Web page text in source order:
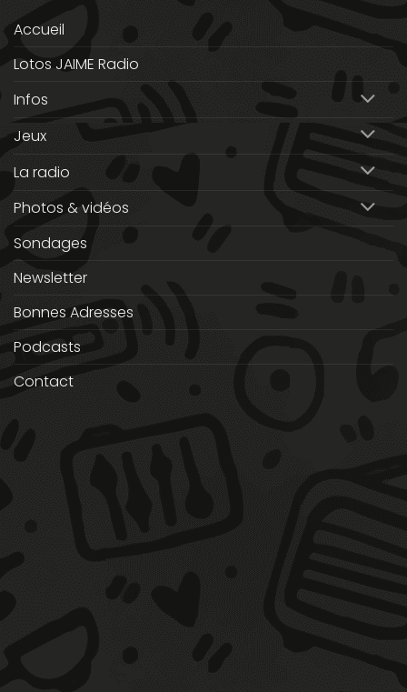
Accueil
Lotos JAIME Radio
Infos
Jeux
La radio
Photos & vidéos
Sondages
Newsletter
Bonnes Adresses
Podcasts
Contact